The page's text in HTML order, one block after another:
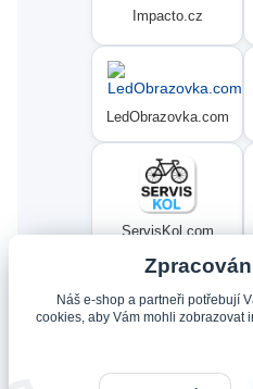
Impacto.cz
LedObrazovka.com
ServisKol.com
Condat
Náš e-shop a partneři potřebují
cookies, aby Vám mohli zobrazovat